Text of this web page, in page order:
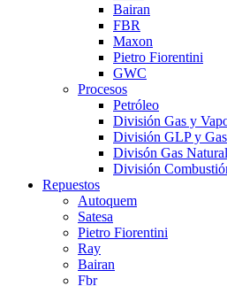
Bairan
FBR
Maxon
Pietro Fiorentini
GWC
Procesos
Petróleo
División Gas y
División GLP y
Divisón Gas Natural
División
Repuestos
Autoquem
Satesa
Pietro Fiorentini
Ray
Bairan
Fbr